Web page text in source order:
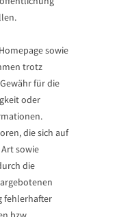
sowie
trotz
für die
oder
die sich auf
sowie
die
fehlerhafter